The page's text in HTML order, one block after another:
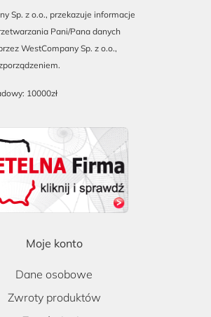
Sp. z o.o., przekazuje informacje
Pani/Pana danych
WestCompany Sp. z o.o.,
10000zł
Moje konto
Dane osobowe
Zwroty produktów